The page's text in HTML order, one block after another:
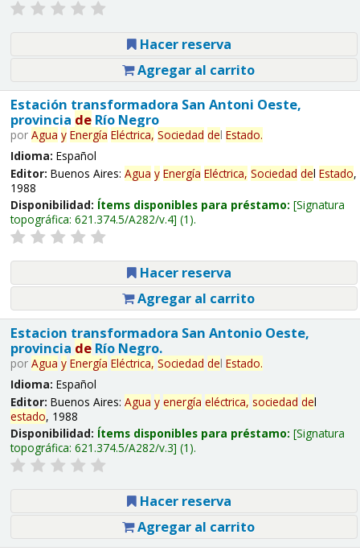
Hacer reserva
Agregar al carrito
Estación transformadora San Antoni Oeste,
provincia deRío Negro
por Agua y Energía Eléctrica, Sociedad del Estado.
Idioma: Español
Editor: Buenos Aires: Agua y Energía Eléctrica, Sociedad del Estado,
1988
Disponibilidad: Ítems disponibles para préstamo: Signatura
topográfica: 621.374.5/A282/v.4 (1).
Hacer reserva
Agregar al carrito
Estacion transformadora San Antonio Oeste,
provincia deRío Negro.
por Agua y Energía Eléctrica, Sociedad del Estado.
Idioma: Español
Editor: Buenos Aires: Agua y energía eléctrica, sociedad del
estado, 1988
Disponibilidad: Ítems disponibles para préstamo: Signatura
topográfica: 621.374.5/A282/v.3 (1).
Hacer reserva
Agregar al carrito